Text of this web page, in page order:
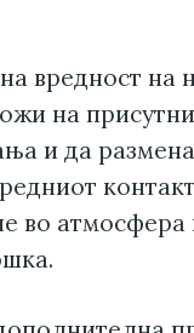
вредност на
на
и да
во атмосфера